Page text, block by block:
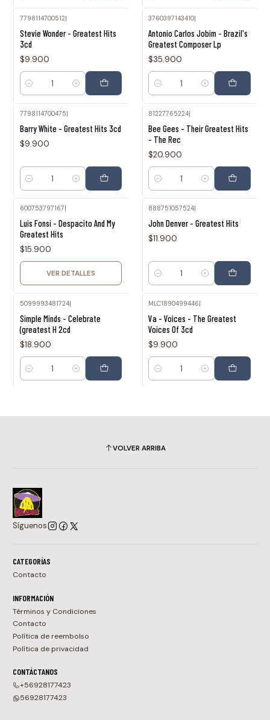
7798114700512|
Stevie Wonder - Greatest Hits
3cd
$9.900
Cantidad
3760397143410
Antonio Carlos Jobim - Brazil's
Greatest Composer Lp
$35.900
Cantidad
7798114700475|
Barry White - Greatest Hits 3cd
$9.900
Cantidad
81227765224|
Bee Gees - Their Greatest Hits
- The Rec
$20.900
Cantidad
600753797167
Luis Fonsi - Despacito And My
Greatest Hits
$15.900
VER DETALLES
888751057524
John Denver - Greatest Hits
$11.900
Cantidad
5099993481724|
Simple Minds - Celebrate
(greatest H 2cd
$18.900
Cantidad
MLC1890499446|
Va - Voices - The Greatest
Voices Of 3cd
$9.900
Cantidad
VOLVER ARRIBA
Síguenos
CATEGORÍAS
Contacto
INFORMACIÓN
Términos y Condiciones
Contacto
Política de reembolso
Política de privacidad
CONTÁCTANOS
+56928177423
56928177423